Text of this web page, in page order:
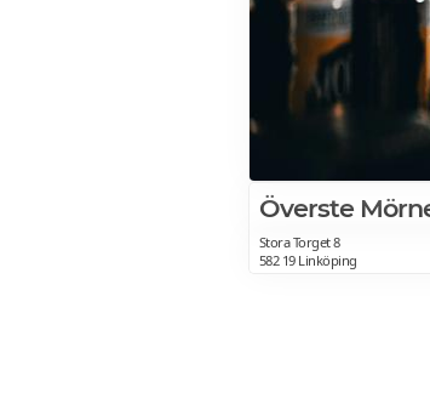
Överste
Stora Torget 8
582 19 Linköping